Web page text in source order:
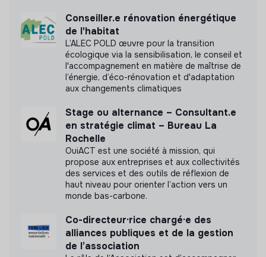
Conseiller.e rénovation énergétique
de l'habitat
L’ALEC POLD œuvre pour la transition
écologique via la sensibilisation, le conseil et
l'accompagnement en matière de maîtrise de
l’énergie, d’éco-rénovation et d'adaptation
aux changements climatiques
Stage ou alternance – Consultant.e
en stratégie climat – Bureau La
Rochelle
OuiACT est une société à mission, qui
propose aux entreprises et aux collectivités
des services et des outils de réflexion de
haut niveau pour orienter l’action vers un
monde bas-carbone.
Co-directeur·rice chargé·e des
alliances publiques et de la gestion
de l’association